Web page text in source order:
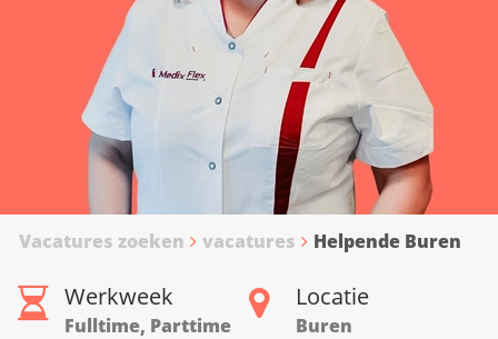
Vacatures zoeken vacatures Helpende Buren
Werkweek
Fulltime, Parttime
Locatie
Buren